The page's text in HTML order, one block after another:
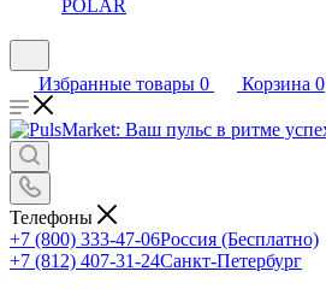
POLAR
Избранные товары 0 Корзина 0
Телефоны
+7 (800) 333-47-06Россия (Бесплатно)
+7 (812) 407-31-24Санкт-Петербург